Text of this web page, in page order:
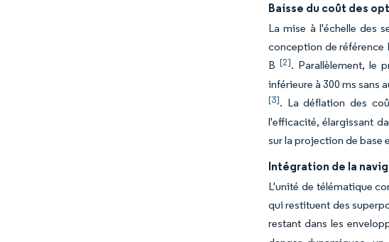
Baisse du coût des
La mise à l'échelle des
conception de référence
B [2]. Parallèlement, le
inférieure à 300 ms sans
[3]. La déflation des
l'efficacité, élargissant
sur la projection de base
Intégration de la
L'unité de télématique
qui restituent des
restant dans les